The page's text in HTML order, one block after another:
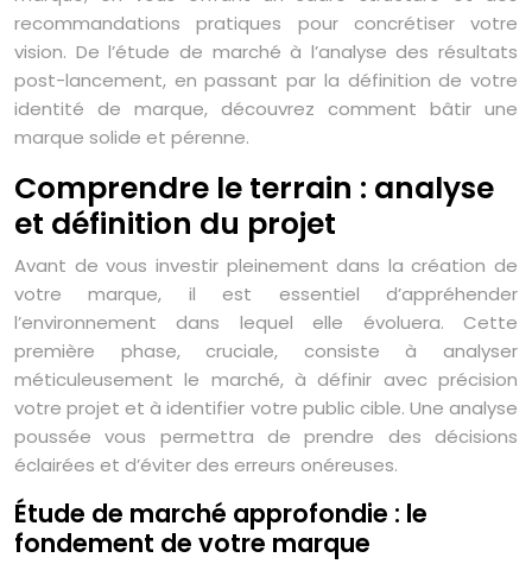
recommandations pratiques pour concrétiser votre
vision. De l’étude de marché à l’analyse des résultats
post-lancement, en passant par la définition de votre
identité de marque, découvrez comment bâtir une
marque solide et pérenne.
Comprendre le terrain : analyse
et définition du projet
Avant de vous investir pleinement dans la création de
votre marque, il est essentiel d’appréhender
l’environnement dans lequel elle évoluera. Cette
première phase, cruciale, consiste à analyser
méticuleusement le marché, à définir avec précision
votre projet et à identifier votre public cible. Une analyse
poussée vous permettra de prendre des décisions
éclairées et d’éviter des erreurs onéreuses.
Étude de marché approfondie : le
fondement de votre marque